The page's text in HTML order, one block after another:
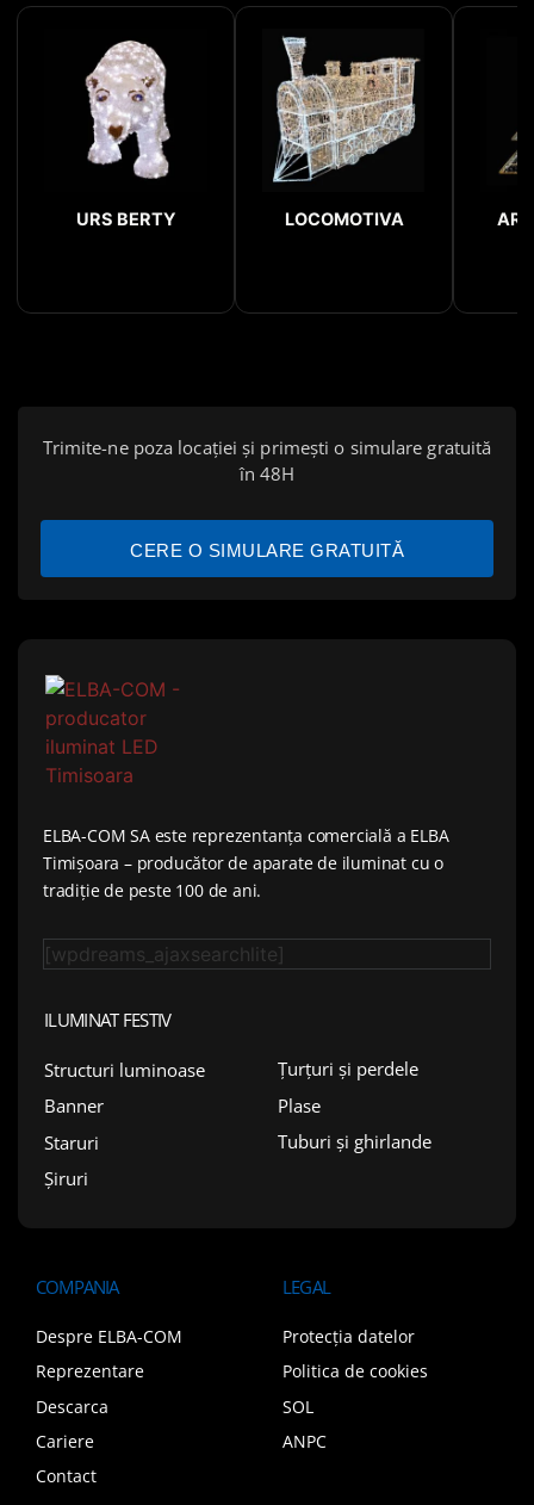
URS BERTY LOCOMOTIVA
Trimite-ne poza locației și primești o simulare gratuită
în 48H
CERE O SIMULARE GRATUITĂ
ELBA-COM SA este reprezentanța comercială a ELBA
Timișoara – producător de aparate de iluminat cu o
tradiție de peste 100 de ani.
[wpdreams_ajaxsearchlite]
ILUMINAT FESTIV
Structuri luminoase
Banner
Staruri
Șiruri
Țurțuri și perdele
Plase
Tuburi și ghirlande
COMPANIA
Despre ELBA-COM
Reprezentare
Descarca
Cariere
Contact
LEGAL
Protecția datelor
Politica de cookies
SOL
ANPC